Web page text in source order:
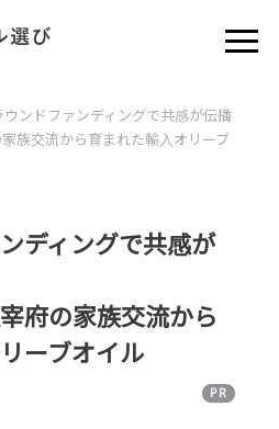
ウンドファンディングで共感が伝播
族交流から育まれた輸入オリーブ
ディングで共感が
府の家族交流から
ーブオイル
PR